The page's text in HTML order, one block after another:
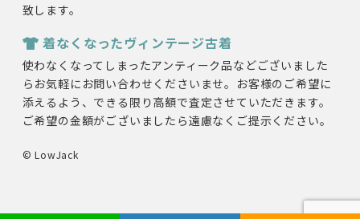
致します。
着なくなったヴィンテージ古着
使わなくなってしまったアンティーク品などございました
らお気軽にお問い合わせくださいませ。お客様のご希望に
添えるよう、できる限り高額で査定させていただきます。
ご希望の金額がございましたら遠慮なくご提示ください。
© LowJack